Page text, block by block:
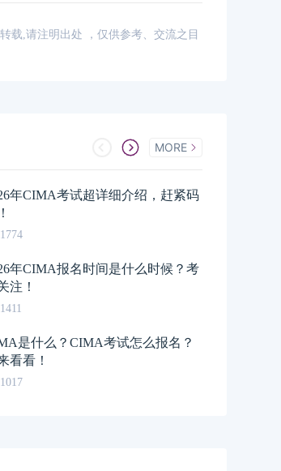
载,请注明出处 ，仅供参考、交流之目
MORE
年CIMA考试超详细介绍，赶紧码
1774
年CIMA报名时间是什么时候？考
注！
1411
是什么？CIMA考试怎么报名？
看看！
1017